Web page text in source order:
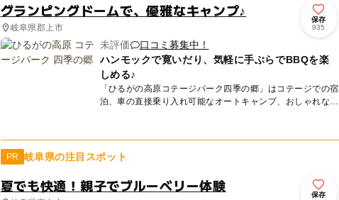
グランピングドームで、優雅なキャンプ♪
岐阜県郡上市
保存
935
未評価
口コミ募集中！
ハンモックで寛いだり、気軽に手ぶらでBBQを楽
しめる♪
「ひるがの高原コテージパーク四季の郷」はコテージでの宿
泊、車の直接乗り入れ可能なオートキャンプ、おしゃれなワ
PR 岐阜県の注目スポット
夏でも快適！親子でブルーベリー体験
保存